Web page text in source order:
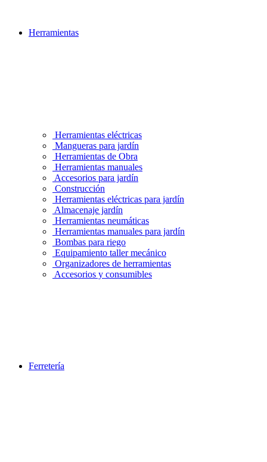
Herramientas
Herramientas eléctricas
Mangueras para jardín
Herramientas de Obra
Herramientas manuales
Accesorios para jardín
Construcción
Herramientas eléctricas para jardín
Almacenaje jardín
Herramientas neumáticas
Herramientas manuales para jardín
Bombas para riego
Equipamiento taller mecánico
Organizadores de herramientas
Accesorios y consumibles
Ferretería